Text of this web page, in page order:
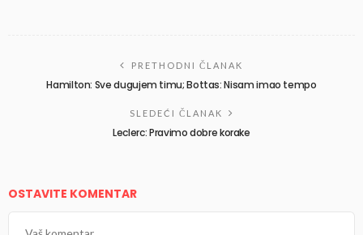
PRETHODNI ČLANAK
Hamilton: Sve dugujem timu; Bottas: Nisam imao tempo
SLEDEĆI ČLANAK
Leclerc: Pravimo dobre korake
OSTAVITE KOMENTAR